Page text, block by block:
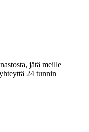
jätä meille
24 tunnin